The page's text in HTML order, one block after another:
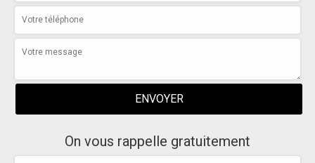
On vous rappelle gratuitement